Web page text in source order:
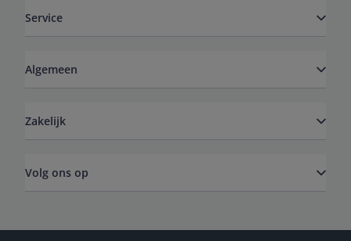
Service
Algemeen
Zakelijk
Volg ons op